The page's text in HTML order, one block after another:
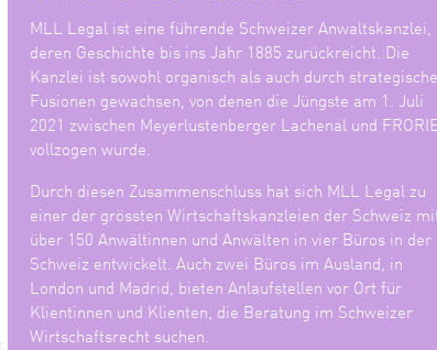
MLL Legal ist eine führende Schweizer Anwaltskanzlei,
deren Geschichte bis ins Jahr 1885 zurückreicht. Die
Kanzlei ist sowohl organisch als auch durch strategische
Fusionen gewachsen, von denen die Jüngste am 1. Juli
2021 zwischen Meyerlustenberger Lachenal und
vollzogen wurde.
Durch diesen Zusammenschluss hat sich MLL Legal zu
einer der grössten Wirtschaftskanzleien der Schweiz
über 150 Anwältinnen und Anwälten in vier Büros in der
Schweiz entwickelt. Auch zwei Büros im Ausland, in
London und Madrid, bieten Anlaufstellen vor Ort für
Klientinnen und Klienten, die Beratung im Schweizer
Wirtschaftsrecht suchen.